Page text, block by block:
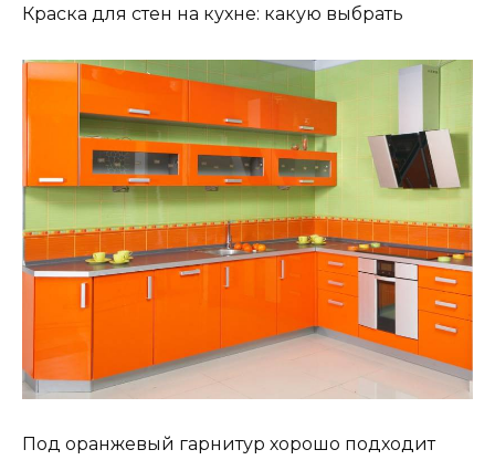
Краска для стен на кухне: какую выбрать
Под оранжевый гарнитур хорошо подходит